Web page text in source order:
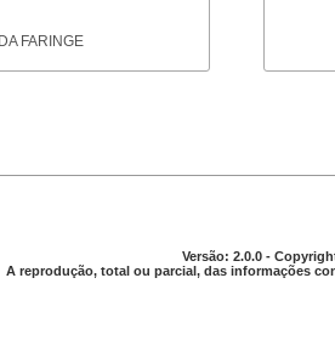
FARINGE
Versão: 2.0.0 -
A reprodução, total ou parcial, das informações